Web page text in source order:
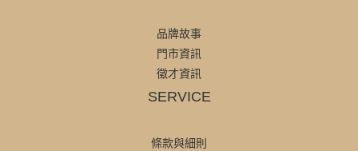
品牌故事
門市資訊
徵才資訊
SERVICE
條款與細則